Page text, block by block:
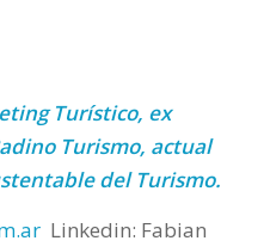
Turístico, ex
Turismo, actual
del Turismo.
Linkedin: Fabian